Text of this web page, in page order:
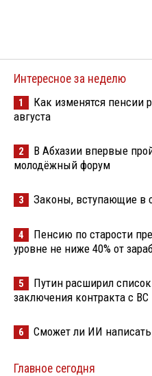
Интересное за неделю
1
Как изменятся пенсии
августа
2
В Абхазии впервые
молодёжный форум
3 Законы, вступающие в
4
Пенсию по старости
уровне не ниже 40% от
5
Путин расширил
заключения контракта с
6 Сможет ли ИИ
Главное сегодня